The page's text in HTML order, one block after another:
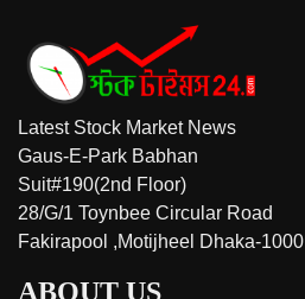
Latest Stock Market News
Gaus-E-Park Babhan
Suit#190(2nd Floor)
28/G/1 Toynbee Circular Road
Fakirapool ,Motijheel Dhaka-1000
ABOUT US